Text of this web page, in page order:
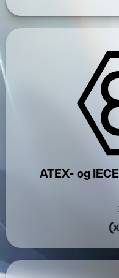
ATEX- og